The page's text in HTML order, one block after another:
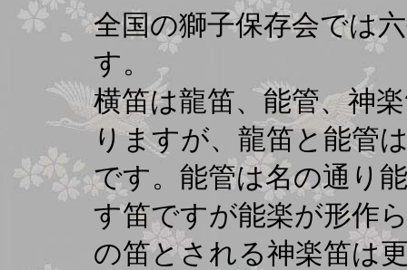
全国の獅子保存会では
す。
横笛は龍笛、能管、神
りますが、龍笛と能管
です。能管は名の通り
す笛ですが能楽が形作
の笛とされる神楽笛は